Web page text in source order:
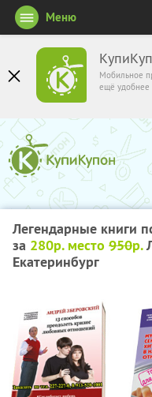
Мобильное
ещё удобнее
Меню
Легендарные книги
за 280р. место 950р.
Екатеринбург